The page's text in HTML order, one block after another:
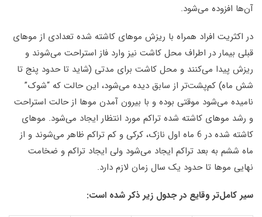
آن‌ها افزوده می‌شود.
در اکثریت افراد همراه با ریزش موهای کاشته شده تعدادی از موهای
قبلی بیمار در اطراف محل کاشت نیز وارد فاز استراحت می‌شوند و
ریزش پیدا می‌کنند و محل کاشت برای مدتی (شاید تا حدود پنج تا
شش ماه) کم‌پشت‌تر از سابق دیده می‌شود، این حالت که “شوک”
نامیده می‌شود موقتی بوده و با بیرون آمدن موها از حالت استراحت
و رشد موهای کاشته شده تراکم مورد انتظار ایجاد می‌شود. موهای
کاشته شده در 6 ماه اول نازک، کرکی و کم تراکم ظاهر می‌شوند و از
ماه ششم به بعد تراکم ایجاد می‌شود ولی ایجاد تراکم و ضخامت
نهایی موها تا حدود یک سال زمان لازم دارد.
سیر کامل‌تر وقایع در جدول زیر ذکر شده است: